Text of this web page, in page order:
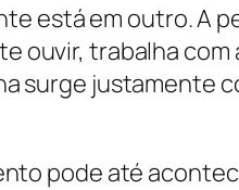
está em outro. A
ouvir, trabalha com
surge justamente
pode até